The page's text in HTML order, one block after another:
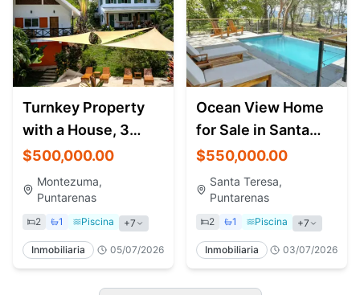
Turnkey Property
with a House, 3
Apartments, Pool
4min From
Montezuma
$500,000.00
Montezuma,
Puntarenas
2 1 Piscina +7
Inmobiliaria 05/07/2026
Ocean View Home
for Sale in Santa
Teresa Costa Rica |
2 Bedroom
$550,000.00
Santa Teresa,
Puntarenas
2 1 Piscina +7
Inmobiliaria 03/07/2026